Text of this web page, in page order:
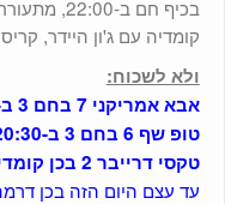
בכיף חם ב-22:00, מתעורר מת.
קומדיה עם ג'ון היידר,
ולא לשכוח:
אבא אמריקני 7 בחם 3 ב-19:55
טופ שף 6 בחם 3 ב-20:30
טקסי דרייבר 2 בכן קומדיה ב-20:45
עד עצם היום הזה בכן דרמה ב-